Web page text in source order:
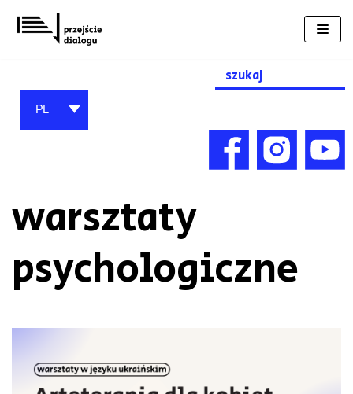
Przejdź
do
Search
for:
PL
warsztaty
psychologiczne